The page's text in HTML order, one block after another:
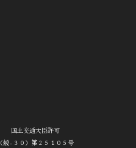
国土交通大臣許可
（般‐３０）第２５１０５号